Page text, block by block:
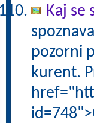
Kaj se
pozorni
kurent.